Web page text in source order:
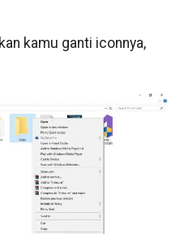
kamu ganti iconnya,